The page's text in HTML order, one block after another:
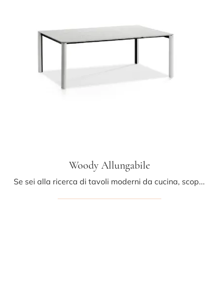
Woody Allungabile
Se sei alla ricerca di tavoli moderni da cucina, scopri i modelli allungabili di Midj: clicca e scopri il modello Woody Allungabile in legno.